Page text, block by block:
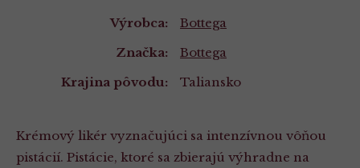
Výrobca:
Bottega
Značka:
Bottega
Krajina pôvodu:
Taliansko
Krémový likér vyznačujúci sa intenzívnou vôňou
pistácií. Pistácie, ktoré sa zbierajú výhradne na